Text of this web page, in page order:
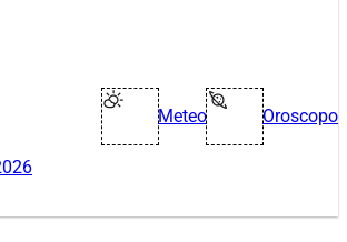
Meteo Oroscopo